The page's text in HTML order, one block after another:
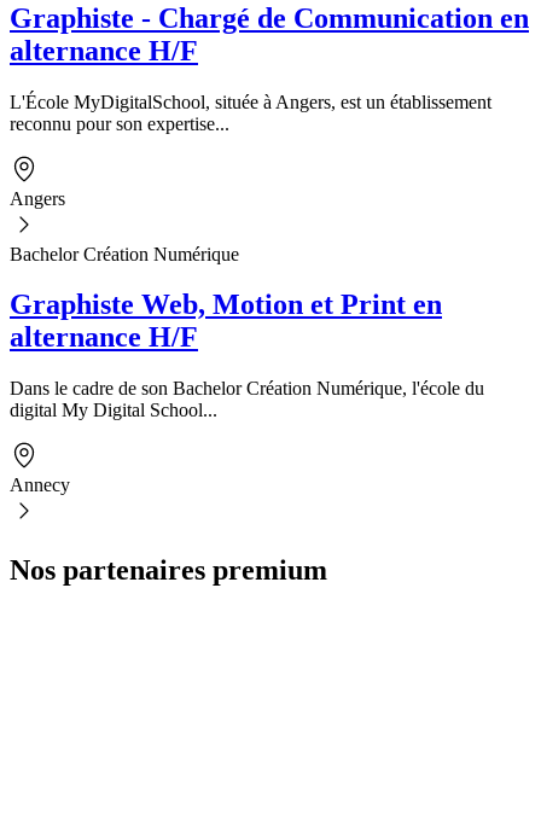
Graphiste - Chargé de Communication en
alternance H/F
L'École MyDigitalSchool, située à Angers, est un établissement
reconnu pour son expertise...
Angers
Bachelor Création Numérique
Graphiste Web, Motion et Print en
alternance H/F
Dans le cadre de son Bachelor Création Numérique, l'école du
digital My Digital School...
Annecy
Nos partenaires premium